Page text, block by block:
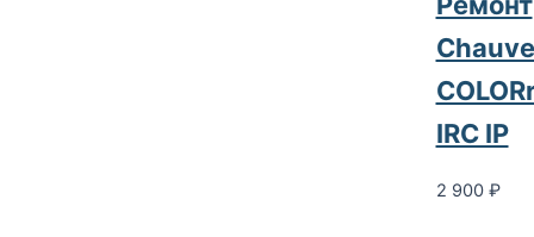
IRC IP
2 900 ₽